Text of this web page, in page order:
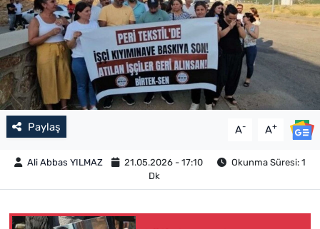
Paylaş A- A+
Ali Abbas YILMAZ 21.05.2026 - 17:10
Okunma Süresi: 1
Dk